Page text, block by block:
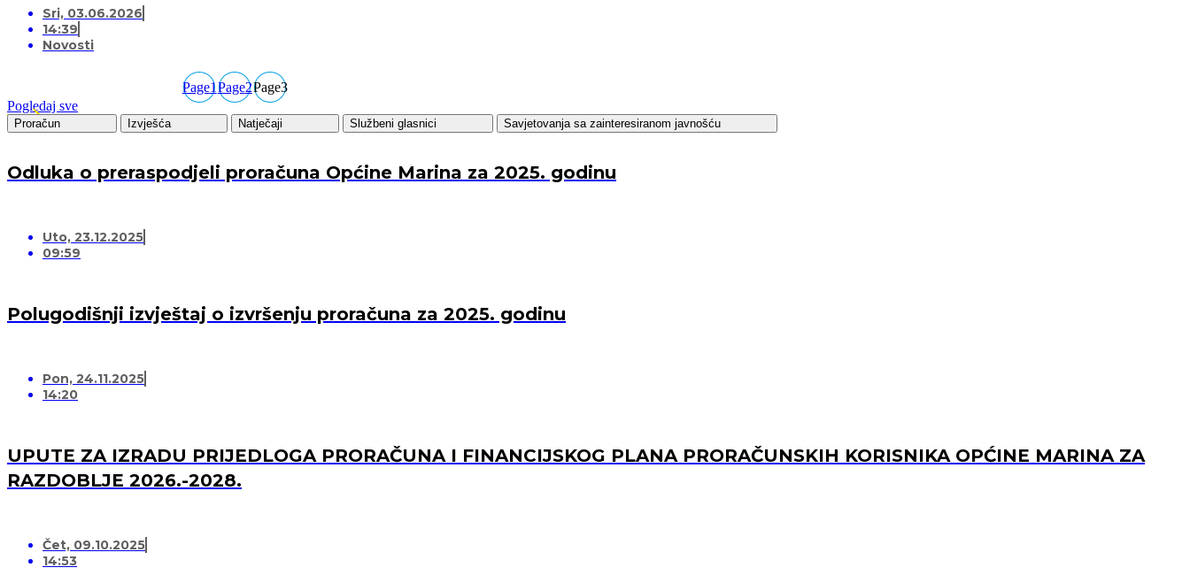
Sri, 03.06.2026
14:39
Novosti
Page1Page2Page3
Pogledaj sve
Proračun Izvješća Natječaji Službeni glasnici Savjetovanja sa zainteresiranom javnošću
Odluka o preraspodjeli proračuna Općine Marina za 2025. godinu
Uto, 23.12.2025
09:59
Polugodišnji izvještaj o izvršenju proračuna za 2025. godinu
Pon, 24.11.2025
14:20
UPUTE ZA IZRADU PRIJEDLOGA PRORAČUNA I FINANCIJSKOG PLANA PRORAČUNSKIH KORISNIKA OPĆINE MARINA ZA
RAZDOBLJE 2026.-2028.
Čet, 09.10.2025
14:53